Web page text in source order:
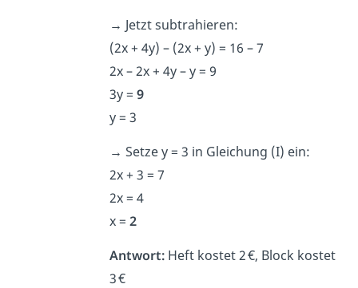
→ Jetzt subtrahieren:
(2x + 4y) – (2x + y) = 16 – 7
2x – 2x + 4y – y = 9
3y =9
y = 3
→Setze y = 3 in Gleichung (I) ein:
2x + 3 = 7
2x = 4
x =2
Antwort: Heft kostet 2 €, Block kostet
3 €